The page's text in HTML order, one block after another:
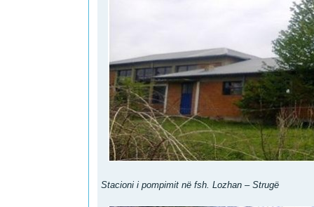
Stacioni i pompimit në fsh. Lozhan – Strugë